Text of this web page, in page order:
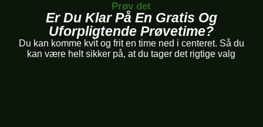
Prøv det
Er Du Klar På En Gratis Og
Uforpligtende Prøvetime?
Du kan komme kvit og frit en time ned i centeret. Så du
kan være helt sikker på, at du tager det rigtige valg